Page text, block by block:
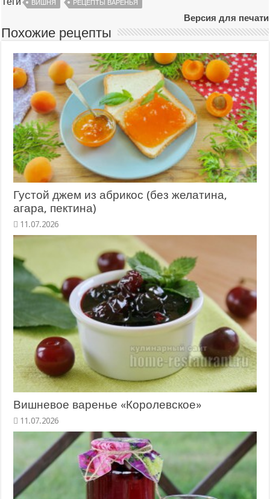
ВИШНЯ РЕЦЕПТЫ ВАРЕНЬЯ
Версия для печати
Похожие рецепты
Густой джем из абрикос (без желатина,
агара, пектина)
11.07.2026
Вишневое варенье «Королевское»
11.07.2026